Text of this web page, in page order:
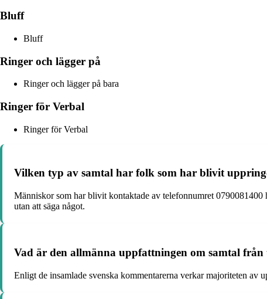
Bluff
Bluff
Ringer och lägger på
Ringer och lägger på bara
Ringer för Verbal
Ringer för Verbal
Vilken typ av samtal har folk som har blivit
Människor som har blivit kontaktade av telefonnumret 0790081400
utan att säga något.
Vad är den allmänna uppfattningen om samtal från
Enligt de insamlade svenska kommentarerna verkar majoriteten av